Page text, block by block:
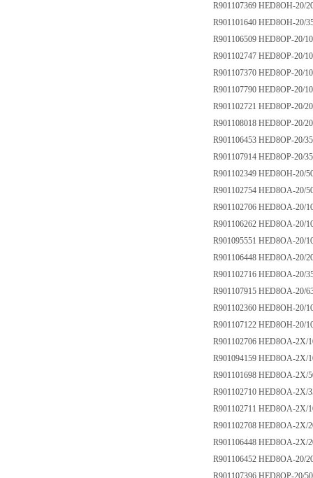
R901107369 HED8OH-20/
R901101640 HED8OH-20/
R901106509 HED8OP-20/
R901102747 HED8OP-20/
R901107370 HED8OP-20/
R901107790 HED8OP-20/
R901102721 HED8OP-20/
R901108018 HED8OP-20/
R901106453 HED8OP-20/
R901107914 HED8OP-20/
R901102349 HED8OH-20/
R901102754 HED8OA-20/
R901102706 HED8OA-20/
R901106262 HED8OA-20/
R901095551 HED8OA-20/
R901106448 HED8OA-20/
R901102716 HED8OA-20/
R901107915 HED8OA-20/
R901102360 HED8OH-20/
R901107122 HED8OH-20/
R901102706 HED8OA-2X/
R901094159 HED8OA-2X/
R901101698 HED8OA-2X/
R901102710 HED8OA-2X/
R901102711 HED8OA-2X/
R901102708 HED8OA-2X/
R901106448 HED8OA-2X/
R901106452 HED8OA-20/
R901107396 HED8OP-20/